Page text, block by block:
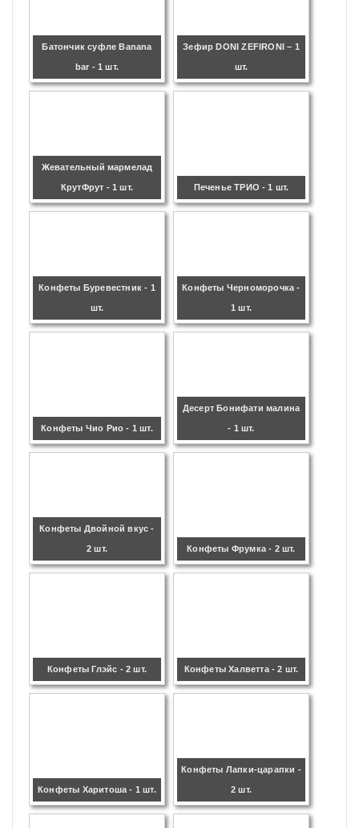
Батончик суфле Banana
bar - 1 шт.
Зефир DONI ZEFIRONI – 1
шт.
Жевательный мармелад
КрутФрут - 1 шт. Печенье ТРИО - 1 шт.
Конфеты Буревестник - 1
шт.
Конфеты Черноморочка -
1 шт.
Конфеты Чио Рио - 1 шт.
Десерт Бонифати малина
- 1 шт.
Конфеты Двойной вкус -
2 шт. Конфеты Фрумка - 2 шт.
Конфеты Глэйс - 2 шт. Конфеты Халветта - 2 шт.
Конфеты Харитоша - 1 шт.
Конфеты Лапки-царапки -
2 шт.